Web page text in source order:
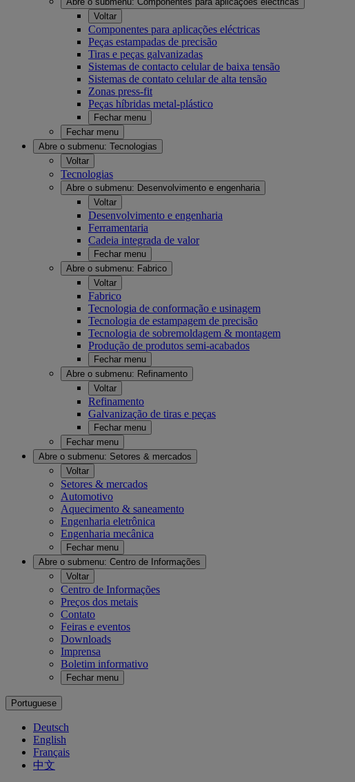
Voltar
Componentes para aplicações eléctricas
Peças estampadas de precisão
Tiras e peças galvanizadas
Sistemas de contacto celular de baixa tensão
Sistemas de contato celular de alta tensão
Zonas press-fit
Peças híbridas metal-plástico
Fechar menu
Fechar menu
Abre o submenu: Tecnologias
Voltar
Tecnologias
Abre o submenu: Desenvolvimento e engenharia
Voltar
Desenvolvimento e engenharia
Ferramentaria
Cadeia integrada de valor
Fechar menu
Abre o submenu: Fabrico
Voltar
Fabrico
Tecnologia de conformação e usinagem
Tecnologia de estampagem de precisão
Tecnologia de sobremoldagem & montagem
Produção de produtos semi-acabados
Fechar menu
Abre o submenu: Refinamento
Voltar
Refinamento
Galvanização de tiras e peças
Fechar menu
Fechar menu
Abre o submenu: Setores & mercados
Voltar
Setores & mercados
Automotivo
Aquecimento & saneamento
Engenharia eletrônica
Engenharia mecânica
Fechar menu
Abre o submenu: Centro de Informações
Voltar
Centro de Informações
Preços dos metais
Contato
Feiras e eventos
Downloads
Imprensa
Boletim informativo
Fechar menu
Portuguese
Deutsch
English
Français
中文